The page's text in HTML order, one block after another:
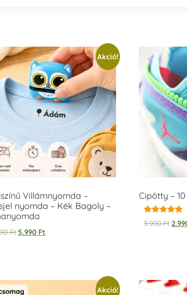
Akció!
Villámnyomda –
nyomda – Kék Bagoly –
Ft 5.990 Ft
Cipötty –
Értékelés:
5.00
3.990Ft
Akció!